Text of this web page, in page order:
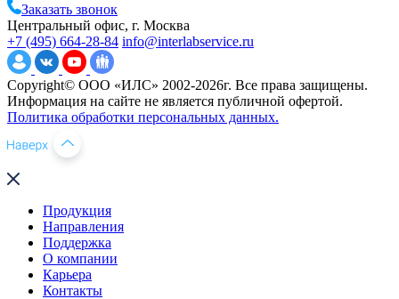
Заказать звонок
Центральный офис, г. Москва
+7 (495) 664-28-84 info@interlabservice.ru
Copyright© ООО «ИЛС» 2002-2026г. Все права защищены.
Информация на сайте не является публичной офертой.
Политика обработки персональных данных.
Продукция
Направления
Поддержка
О компании
Карьера
Контакты